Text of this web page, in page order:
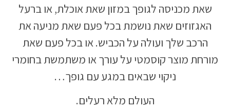
שאת מכניסה לגופך במזון שאת אוכלת, או ברעל
האגזוזים שאת נושמת בכל פעם שאת מניעה את
הרכב שלך ועולה על הכביש. או בכל פעם שאת
מורחת מוצר קוסמטי על עורך או משתמשת בחומרי
ניקוי שבאים במגע עם גופך…
העולם מלא רעלים.